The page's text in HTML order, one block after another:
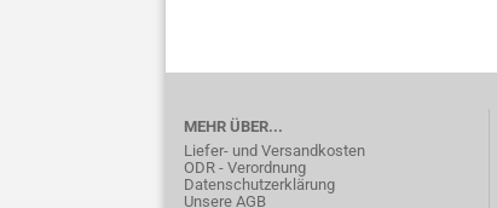
MEHR ÜBER...
Liefer- und Versandkosten
ODR - Verordnung
Datenschutzerklärung
Unsere AGB